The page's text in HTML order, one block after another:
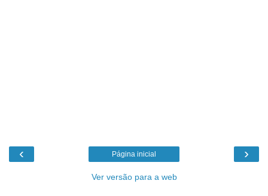
‹ ›
Página inicial
Ver versão para a web